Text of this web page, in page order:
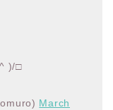
)/□
March